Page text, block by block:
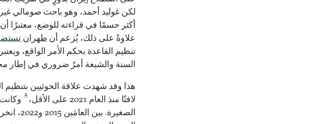
لكن غوليد أحمد، وهو باحث صومالي
أكثر حسمًا في قراءته للوضع، معتبرًا
علاوةً على ذلك، يُزعم أن طهران
تنظيم القاعدة بحكم الأمر الواقع،
السنة والشيعة أمرٌ ضروري في إطار
هذا وقد شهدت علاقة الحوثيين بتنظيم
لافتًا منذ العام 2021 على الأقل،
4
الصغيرة.